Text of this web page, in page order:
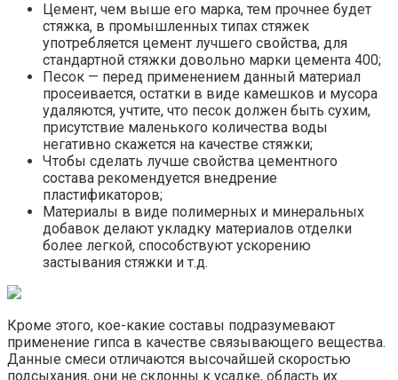
Цемент, чем выше его марка, тем прочнее будет
стяжка, в промышленных типах стяжек
употребляется цемент лучшего свойства, для
стандартной стяжки довольно марки цемента 400;
Песок — перед применением данный материал
просеивается, остатки в виде камешков и мусора
удаляются, учтите, что песок должен быть сухим,
присутствие маленького количества воды
негативно скажется на качестве стяжки;
Чтобы сделать лучше свойства цементного
состава рекомендуется внедрение
пластификаторов;
Материалы в виде полимерных и минеральных
добавок делают укладку материалов отделки
более легкой, способствуют ускорению
застывания стяжки и т.д.
Кроме этого, кое-какие составы подразумевают
применение гипса в качестве связывающего вещества.
Данные смеси отличаются высочайшей скоростью
подсыхания, они не склонны к усадке, область их